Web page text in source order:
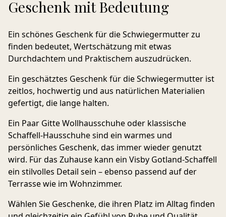
Geschenk mit Bedeutung
Ein schönes Geschenk für die Schwiegermutter zu
finden bedeutet, Wertschätzung mit etwas
Durchdachtem und Praktischem auszudrücken.
Ein geschätztes Geschenk für die Schwiegermutter ist
zeitlos, hochwertig und aus natürlichen Materialien
gefertigt, die lange halten.
Ein Paar Gitte Wollhausschuhe oder klassische
Schaffell-Hausschuhe sind ein warmes und
persönliches Geschenk, das immer wieder genutzt
wird. Für das Zuhause kann ein Visby Gotland-Schaffell
ein stilvolles Detail sein – ebenso passend auf der
Terrasse wie im Wohnzimmer.
Wählen Sie Geschenke, die ihren Platz im Alltag finden